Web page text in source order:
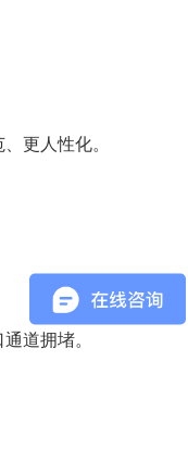
更人性化。
道拥堵。